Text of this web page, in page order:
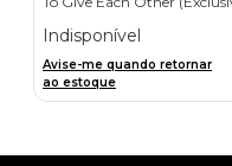
Postcard) - Importado
Indisponível
Avise-me quando retornar
ao estoque